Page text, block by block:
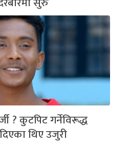
? कुटपिट गर्नेविरूद्ध
थिए उजुरी